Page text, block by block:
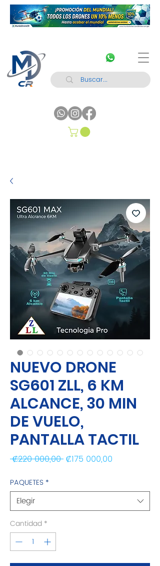
NUEVO DRONE
SG601 ZLL, 6 KM
ALCANCE, 30 MIN
DE VUELO,
PANTALLA TACTIL
₡220 000,00 Precio
₡175 000,00
PAQUETES *
Elegir
Cantidad *